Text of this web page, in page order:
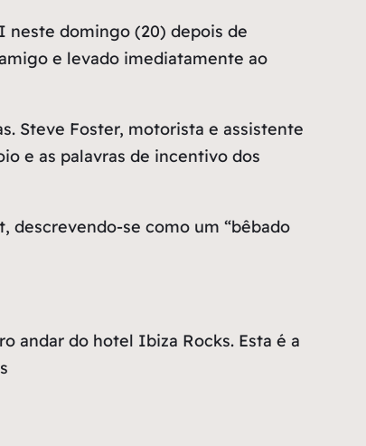
neste domingo (20) depois de
e levado imediatamente ao
Steve Foster, motorista e assistente
e as palavras de incentivo dos
descrevendo-se como um “bêbado
andar do hotel Ibiza Rocks. Esta é a